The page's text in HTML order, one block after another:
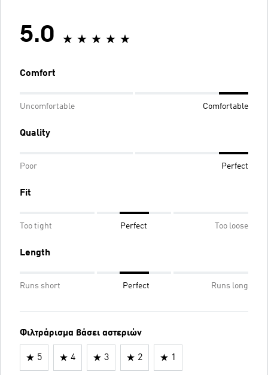
5.0
Comfort
Uncomfortable Comfortable
Quality
Poor Perfect
Fit
Too tight Perfect Too loose
Length
Runs short Perfect Runs long
Φιλτράρισμα βάσει αστεριών
5 4 3 2 1